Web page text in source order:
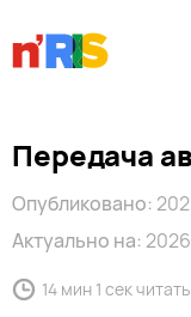
Передача
Опубликовано:
Актуально на:
14 мин 1 сек читать